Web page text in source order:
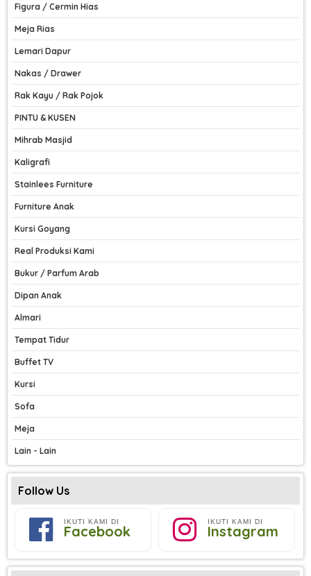
Figura / Cermin Hias
Meja Rias
Lemari Dapur
Nakas / Drawer
Rak Kayu / Rak Pojok
PINTU & KUSEN
Mihrab Masjid
Kaligrafi
Stainlees Furniture
Furniture Anak
Kursi Goyang
Real Produksi Kami
Bukur / Parfum Arab
Dipan Anak
Almari
Tempat Tidur
Buffet TV
Kursi
Sofa
Meja
Lain - Lain
Follow Us
IKUTI KAMI DI
Facebook
IKUTI KAMI DI
Instagram